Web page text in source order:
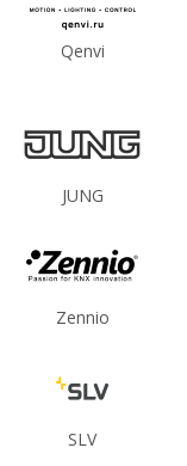
Qenvi
JUNG
Zennio
SLV